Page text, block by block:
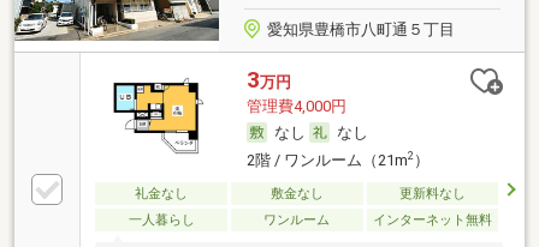
愛知県豊橋市八町通５丁目
3万円
管理費4,000円
なし
なし
2階 / ワンルーム（21m2）
礼金なし 敷金なし
更新料なし
一人暮らし
ワンルーム インターネット無料